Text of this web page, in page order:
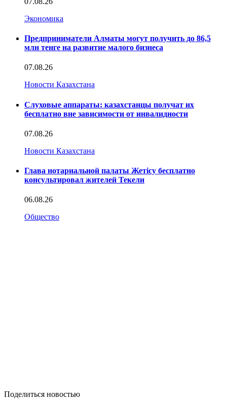
Экономика
Предприниматели Алматы могут получить до 86,5
млн тенге на развитие малого бизнеса
07.08.26
Новости Казахстана
Слуховые аппараты: казахстанцы получат их
бесплатно вне зависимости от инвалидности
07.08.26
Новости Казахстана
Глава нотариальной палаты Жетісу бесплатно
консультировал жителей Текели
06.08.26
Общество
Поделиться новостью